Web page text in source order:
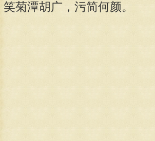
笑菊潭胡广，污简何颜。